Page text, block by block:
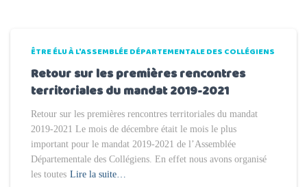
ÊTRE ÉLU À L'ASSEMBLÉE DÉPARTEMENTALE DES COLLÉGIENS
Retour sur les premières rencontres
territoriales du mandat 2019-2021
Retour sur les premières rencontres territoriales du mandat
2019-2021 Le mois de décembre était le mois le plus
important pour le mandat 2019-2021 de l’Assemblée
Départementale des Collégiens. En effet nous avons organisé
les toutes Lire la suite…